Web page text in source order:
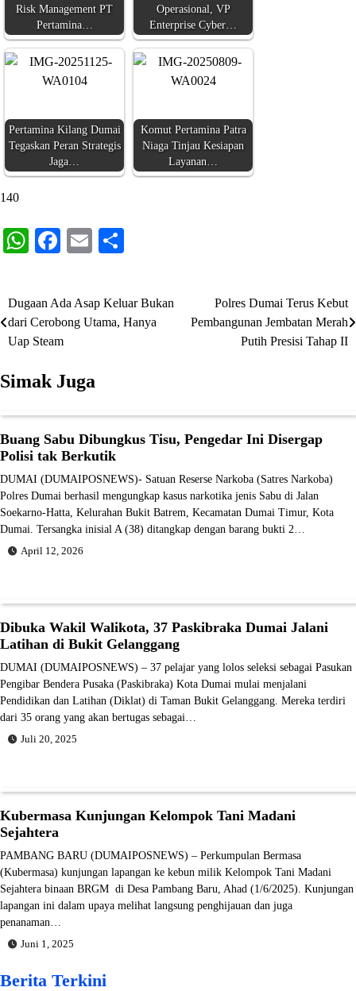
Risk Management PT
Pertamina…
Operasional, VP
Enterprise Cyber…
Pertamina Kilang Dumai
Tegaskan Peran Strategis
Jaga…
Komut Pertamina Patra
Niaga Tinjau Kesiapan
Layanan…
140
WhatsApp
Facebook
Email
Navigasi
pos
Dugaan Ada Asap Keluar Bukan
dari Cerobong Utama, Hanya
Uap Steam
Polres Dumai Terus Kebut
Pembangunan Jembatan Merah
Putih Presisi Tahap II
Simak Juga
Buang Sabu Dibungkus Tisu, Pengedar Ini Disergap
Polisi tak Berkutik
DUMAI (DUMAIPOSNEWS)- Satuan Reserse Narkoba (Satres Narkoba)
Polres Dumai berhasil mengungkap kasus narkotika jenis Sabu di Jalan
Soekarno-Hatta, Kelurahan Bukit Batrem, Kecamatan Dumai Timur, Kota
Dumai. Tersangka inisial A (38) ditangkap dengan barang bukti 2…
April 12, 2026
Dibuka Wakil Walikota, 37 Paskibraka Dumai Jalani
Latihan di Bukit Gelanggang
DUMAI (DUMAIPOSNEWS) – 37 pelajar yang lolos seleksi sebagai Pasukan
Pengibar Bendera Pusaka (Paskibraka) Kota Dumai mulai menjalani
Pendidikan dan Latihan (Diklat) di Taman Bukit Gelanggang. Mereka terdiri
dari 35 orang yang akan bertugas sebagai…
Juli 20, 2025
Kubermasa Kunjungan Kelompok Tani Madani
Sejahtera
PAMBANG BARU (DUMAIPOSNEWS) – Perkumpulan Bermasa
(Kubermasa) kunjungan lapangan ke kebun milik Kelompok Tani Madani
Sejahtera binaan BRGM di Desa Pambang Baru, Ahad (1/6/2025). Kunjungan
lapangan ini dalam upaya melihat langsung penghijauan dan juga
penanaman…
Juni 1, 2025
Berita Terkini